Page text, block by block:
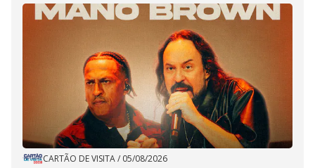
CARTÃO DE VISITA/ 05/08/2026